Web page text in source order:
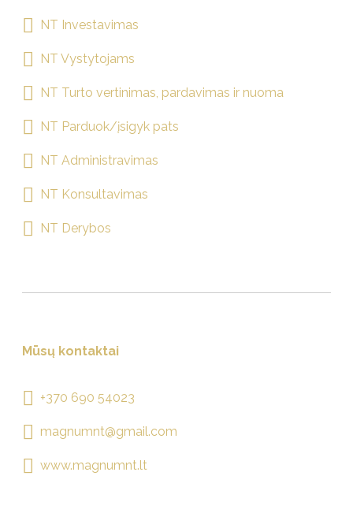
NT Investavimas
NT Vystytojams
NT Turto vertinimas, pardavimas ir nuoma
NT Parduok/įsigyk pats
NT Administravimas
NT Konsultavimas
NT Derybos
Mūsų kontaktai
+370 690 54023
magnumnt@gmail.com
www.magnumnt.lt